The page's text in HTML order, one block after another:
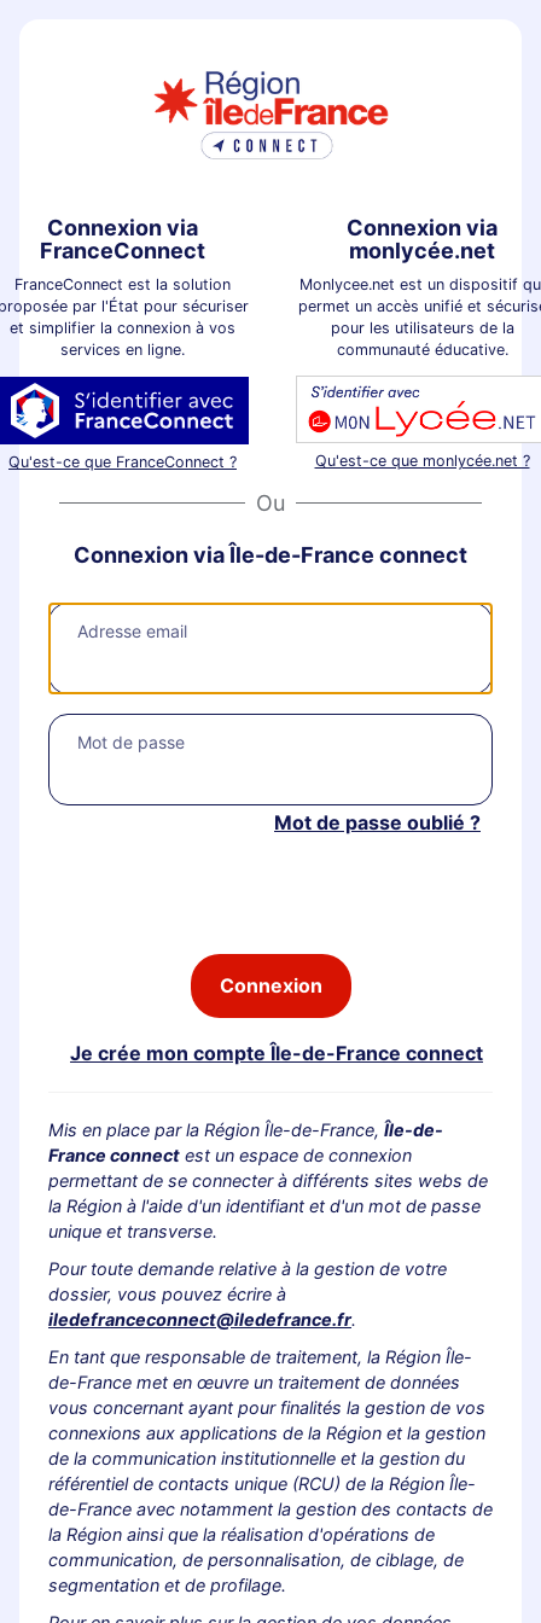
Connexion via
FranceConnect
FranceConnect est la solution
par l'État pour sécuriser
et simplifier la connexion à vos
services en ligne.
Qu'est-ce que FranceConnect ?
Connexion via
monlycée.net
Monlycee.net est un dispositif
permet un accès unifié et
pour les utilisateurs de la
communauté éducative.
Qu'est-ce que monlycée.net ?
Ou
Connexion via Île-de-France connect
Adresse email
Mot de passe
Mot de passe oublié ?
Je crée mon compte Île-de-France connect
Mis en place par la Région Île-de-France, Île-de-
France connect est un espace de connexion
permettant de se connecter à différents sites webs de
la Région à l'aide d'un identifiant et d'un mot de passe
unique et transverse.
Pour toute demande relative à la gestion de votre
dossier, vous pouvez écrire à
iledefranceconnect@iledefrance.fr.
En tant que responsable de traitement, la Région Île-
de-France met en œuvre un traitement de données
vous concernant ayant pour finalités la gestion de vos
connexions aux applications de la Région et la gestion
de la communication institutionnelle et la gestion du
référentiel de contacts unique (RCU) de la Région Île-
de-France avec notamment la gestion des contacts de
la Région ainsi que la réalisation d'opérations de
communication, de personnalisation, de ciblage, de
segmentation et de profilage.